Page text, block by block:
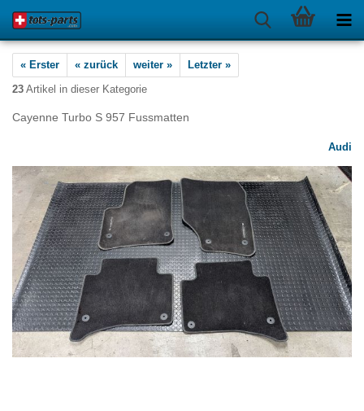
« Erster « zurück weiter »
Letzter »
23 Artikel in dieser Kategorie
Cayenne Turbo S 957 Fussmatten
Audi